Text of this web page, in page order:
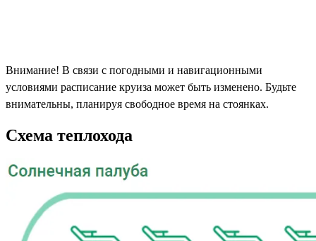
Внимание! В связи с погодными и навигационными
условиями расписание круиза может быть изменено. Будьте
внимательны, планируя свободное время на стоянках.
Схема теплохода